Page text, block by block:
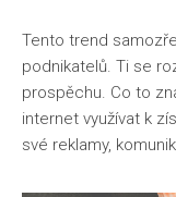
Tento trend
podnikatelů. Ti se
prospěchu. Co to
internet využívat k
své reklamy,